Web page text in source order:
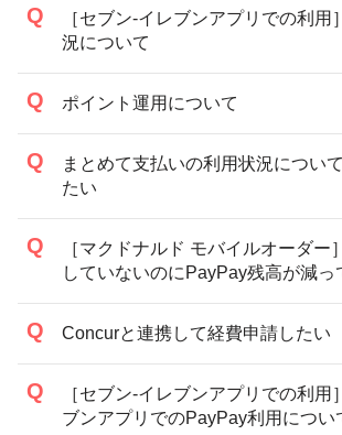
［セブン-イレブンアプリでの利用
況について
ポイント運用について
まとめて支払いの利用状況につい
たい
［マクドナルド モバイルオーダー
していないのにPayPay残高が減っ
Concurと連携して経費申請したい
［セブン-イレブンアプリでの利用
ブンアプリでのPayPay利用につい